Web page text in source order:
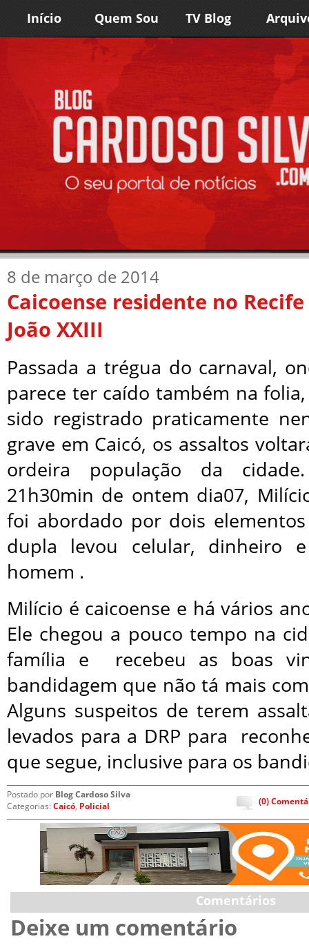
Início Quem Sou TV Blog
8 de março de 2014
Caicoense residente no
João XXIII
Passada a trégua do carnaval,
parece ter caído também na
sido registrado praticamente
grave em Caicó, os assaltos
ordeira população da
21h30min de ontem dia07,
foi abordado por dois
dupla levou celular, dinheiro
homem .
Milício é caicoense e há vários
Ele chegou a pouco tempo na
família e recebeu as boas
bandidagem que não tá mais
Alguns suspeitos de terem
levados para a DRP para
que segue, inclusive para os
Postado por Blog Cardoso Silva
Categorias:Caicó, Policial (0)
Comentários
Deixe um comentário